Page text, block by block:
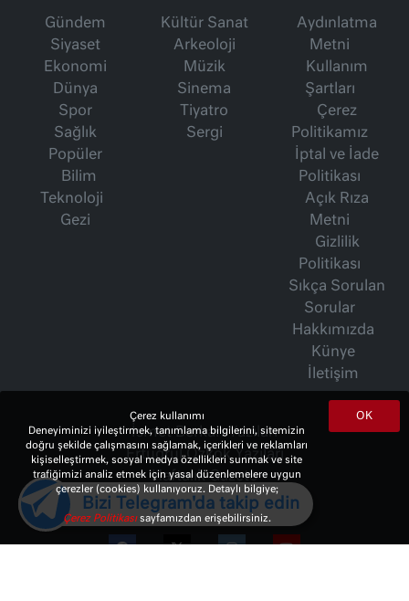
Gündem
Siyaset
Ekonomi
Dünya
Spor
Sağlık
Popüler
Bilim
Teknoloji
Gezi
Kültür Sanat
Arkeoloji
Müzik
Sinema
Tiyatro
Sergi
Aydınlatma
Metni
Kullanım
Şartları
Çerez
Politikamız
İptal ve İade
Politikası
Açık Rıza
Metni
Gizlilik
Politikası
Sıkça Sorulan
Sorular
Hakkımızda
Künye
İletişim
İsmet Berkan Yazıları
Ertuğrul Özkök Yazıları
Haftalık Gazete
OK
Çerez kullanımı
Deneyiminizi iyileştirmek, tanımlama bilgilerini, sitemizin
doğru şekilde çalışmasını sağlamak, içerikleri ve reklamları
kişiselleştirmek, sosyal medya özellikleri sunmak ve site
trafiğimizi analiz etmek için yasal düzenlemelere uygun
çerezler (cookies) kullanıyoruz. Detaylı bilgiye;
Çerez Politikasısayfamızdan erişebilirsiniz.
Bizi Telegram'da takip edin